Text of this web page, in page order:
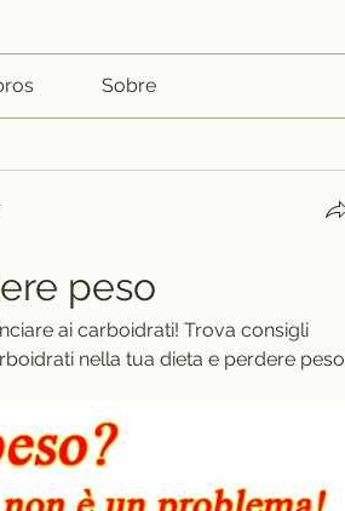
Sobre
peso
ai carboidrati! Trova consigli
nella tua dieta e perdere peso